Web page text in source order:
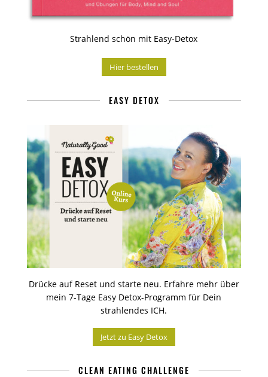
Strahlend schön mit Easy-Detox
Hier bestellen
EASY DETOX
Drücke auf Reset und starte neu. Erfahre mehr über
mein 7-Tage Easy Detox-Programm für Dein
strahlendes ICH.
Jetzt zu Easy Detox
CLEAN EATING CHALLENGE